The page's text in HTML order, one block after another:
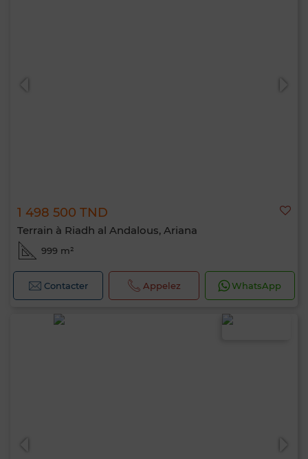
1 498 500 TND
Terrain à Riadh al Andalous, Ariana
999 m²
Contacter Appelez WhatsApp